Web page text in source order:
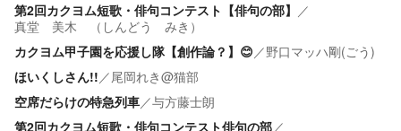
第2回カクヨム短歌・俳句コンテスト【俳句の部】 ／
真堂 美木 （しんどう みき）
カクヨム甲子園を応援し隊【創作論？】😊／野口マッハ剛(ごう)
ほいくしさん!!／尾岡れき@猫部
空席だらけの特急列車／与方藤士朗
第2回カクヨム短歌・俳句コンテスト俳句の部／